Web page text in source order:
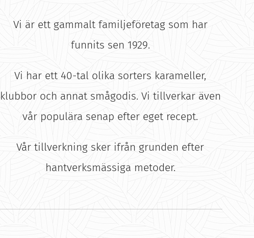
Vi är ett gammalt familjeföretag som har
funnits sen 1929.
Vi har ett 40-tal olika sorters karameller,
klubbor och annat smågodis. Vi tillverkar även
vår populära senap efter eget recept.
Vår tillverkning sker ifrån grunden efter
hantverksmässiga metoder.